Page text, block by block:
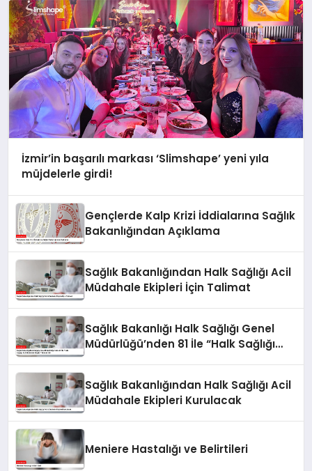
İzmir’in başarılı markası ‘Slimshape’ yeni yıla
müjdelerle girdi!
Gençlerde Kalp Krizi İddialarına Sağlık
Bakanlığından Açıklama
Sağlık Bakanlığından Halk Sağlığı Acil
Müdahale Ekipleri İçin Talimat
Sağlık Bakanlığı Halk Sağlığı Genel
Müdürlüğü’nden 81 İle “Halk Sağlığı
Sağlık Bakanlığından Halk Sağlığı Acil
Müdahale Ekipleri Kurulacak
Meniere Hastalığı ve Belirtileri